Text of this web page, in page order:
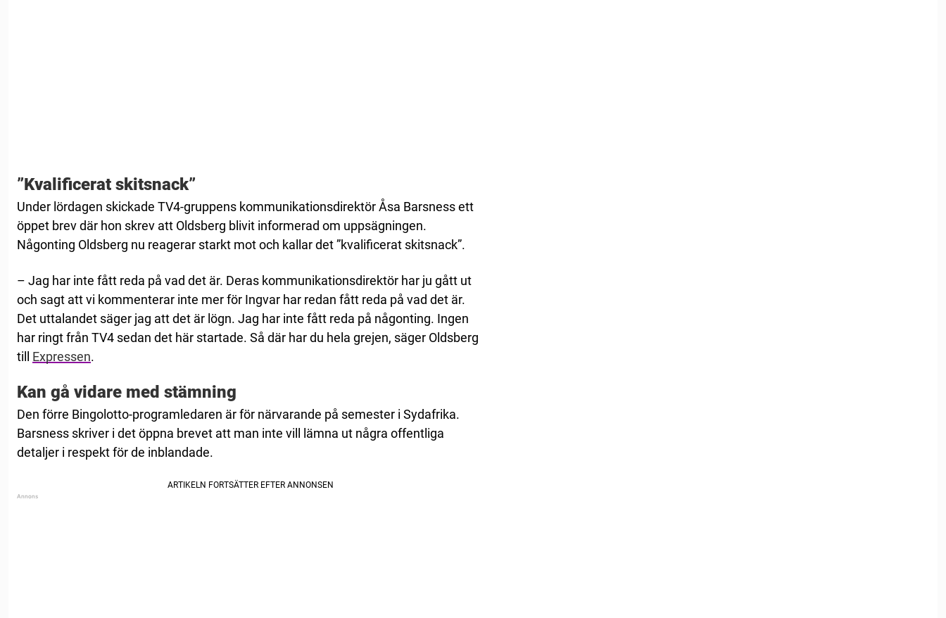
”Kvalificerat skitsnack”
Under lördagen skickade TV4-gruppens kommunikationsdirektör Åsa Barsness ett
öppet brev där hon skrev att Oldsberg blivit informerad om uppsägningen.
Någonting Oldsberg nu reagerar starkt mot och kallar det ”kvalificerat skitsnack”.
– Jag har inte fått reda på vad det är. Deras kommunikationsdirektör har ju gått ut
och sagt att vi kommenterar inte mer för Ingvar har redan fått reda på vad det är.
Det uttalandet säger jag att det är lögn. Jag har inte fått reda på någonting. Ingen
har ringt från TV4 sedan det här startade. Så där har du hela grejen, säger Oldsberg
till Expressen.
Kan gå vidare med stämning
Den förre Bingolotto-programledaren är för närvarande på semester i Sydafrika.
Barsness skriver i det öppna brevet att man inte vill lämna ut några offentliga
detaljer i respekt för de inblandade.